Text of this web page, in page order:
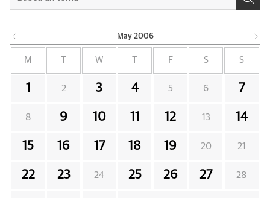
May 2006
M W F S S
1 2 3 4 5 6 7
8 9 10 11 12 13 14
15 16 17 18 19 20 21
22 23 24 25 26 27 28